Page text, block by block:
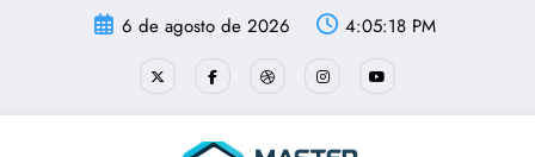
6 de agosto de 2026 4:05:18 PM